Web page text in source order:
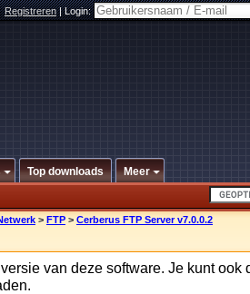
Registreren|Login:
Top downloads Meer
> FTP > Cerberus FTP Server v7.0.0.2
van deze software. Je kunt ook